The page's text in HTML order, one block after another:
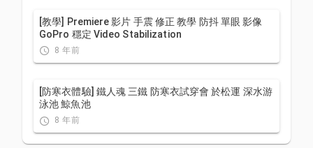
[教學] Premiere 影片 手震 修正 教學 防抖 單眼 影像
GoPro 穩定 Video Stabilization
8 年前
[防寒衣體驗] 鐵人魂 三鐵 防寒衣試穿會 於松運 深水游
泳池 鯨魚池
8 年前